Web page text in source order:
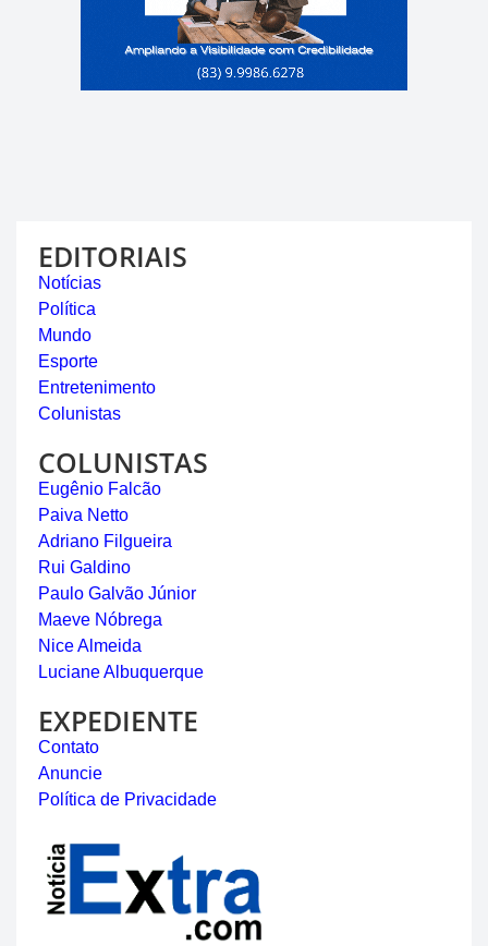
EDITORIAIS
Notícias
Política
Mundo
Esporte
Entretenimento
Colunistas
COLUNISTAS
Eugênio Falcão
Paiva Netto
Adriano Filgueira
Rui Galdino
Paulo Galvão Júnior
Maeve Nóbrega
Nice Almeida
Luciane Albuquerque
EXPEDIENTE
Contato
Anuncie
Política de Privacidade